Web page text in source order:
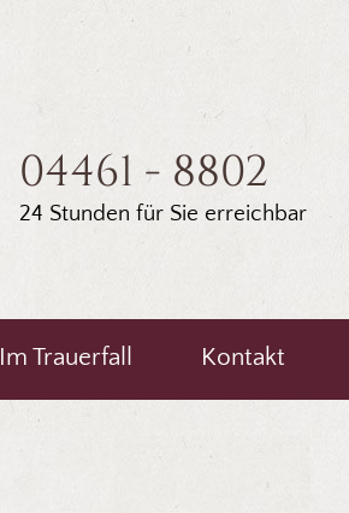
04461 - 8802
24 Stunden für Sie erreichbar
Im Trauerfall Kontakt